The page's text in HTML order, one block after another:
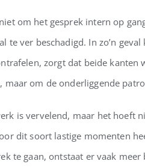
om het gesprek intern op
te ver beschadigd. In zo’n
zorgt dat beide
maar om de onderliggende
is vervelend, maar het hoeft
dit soort lastige momenten
te gaan, ontstaat er vaak